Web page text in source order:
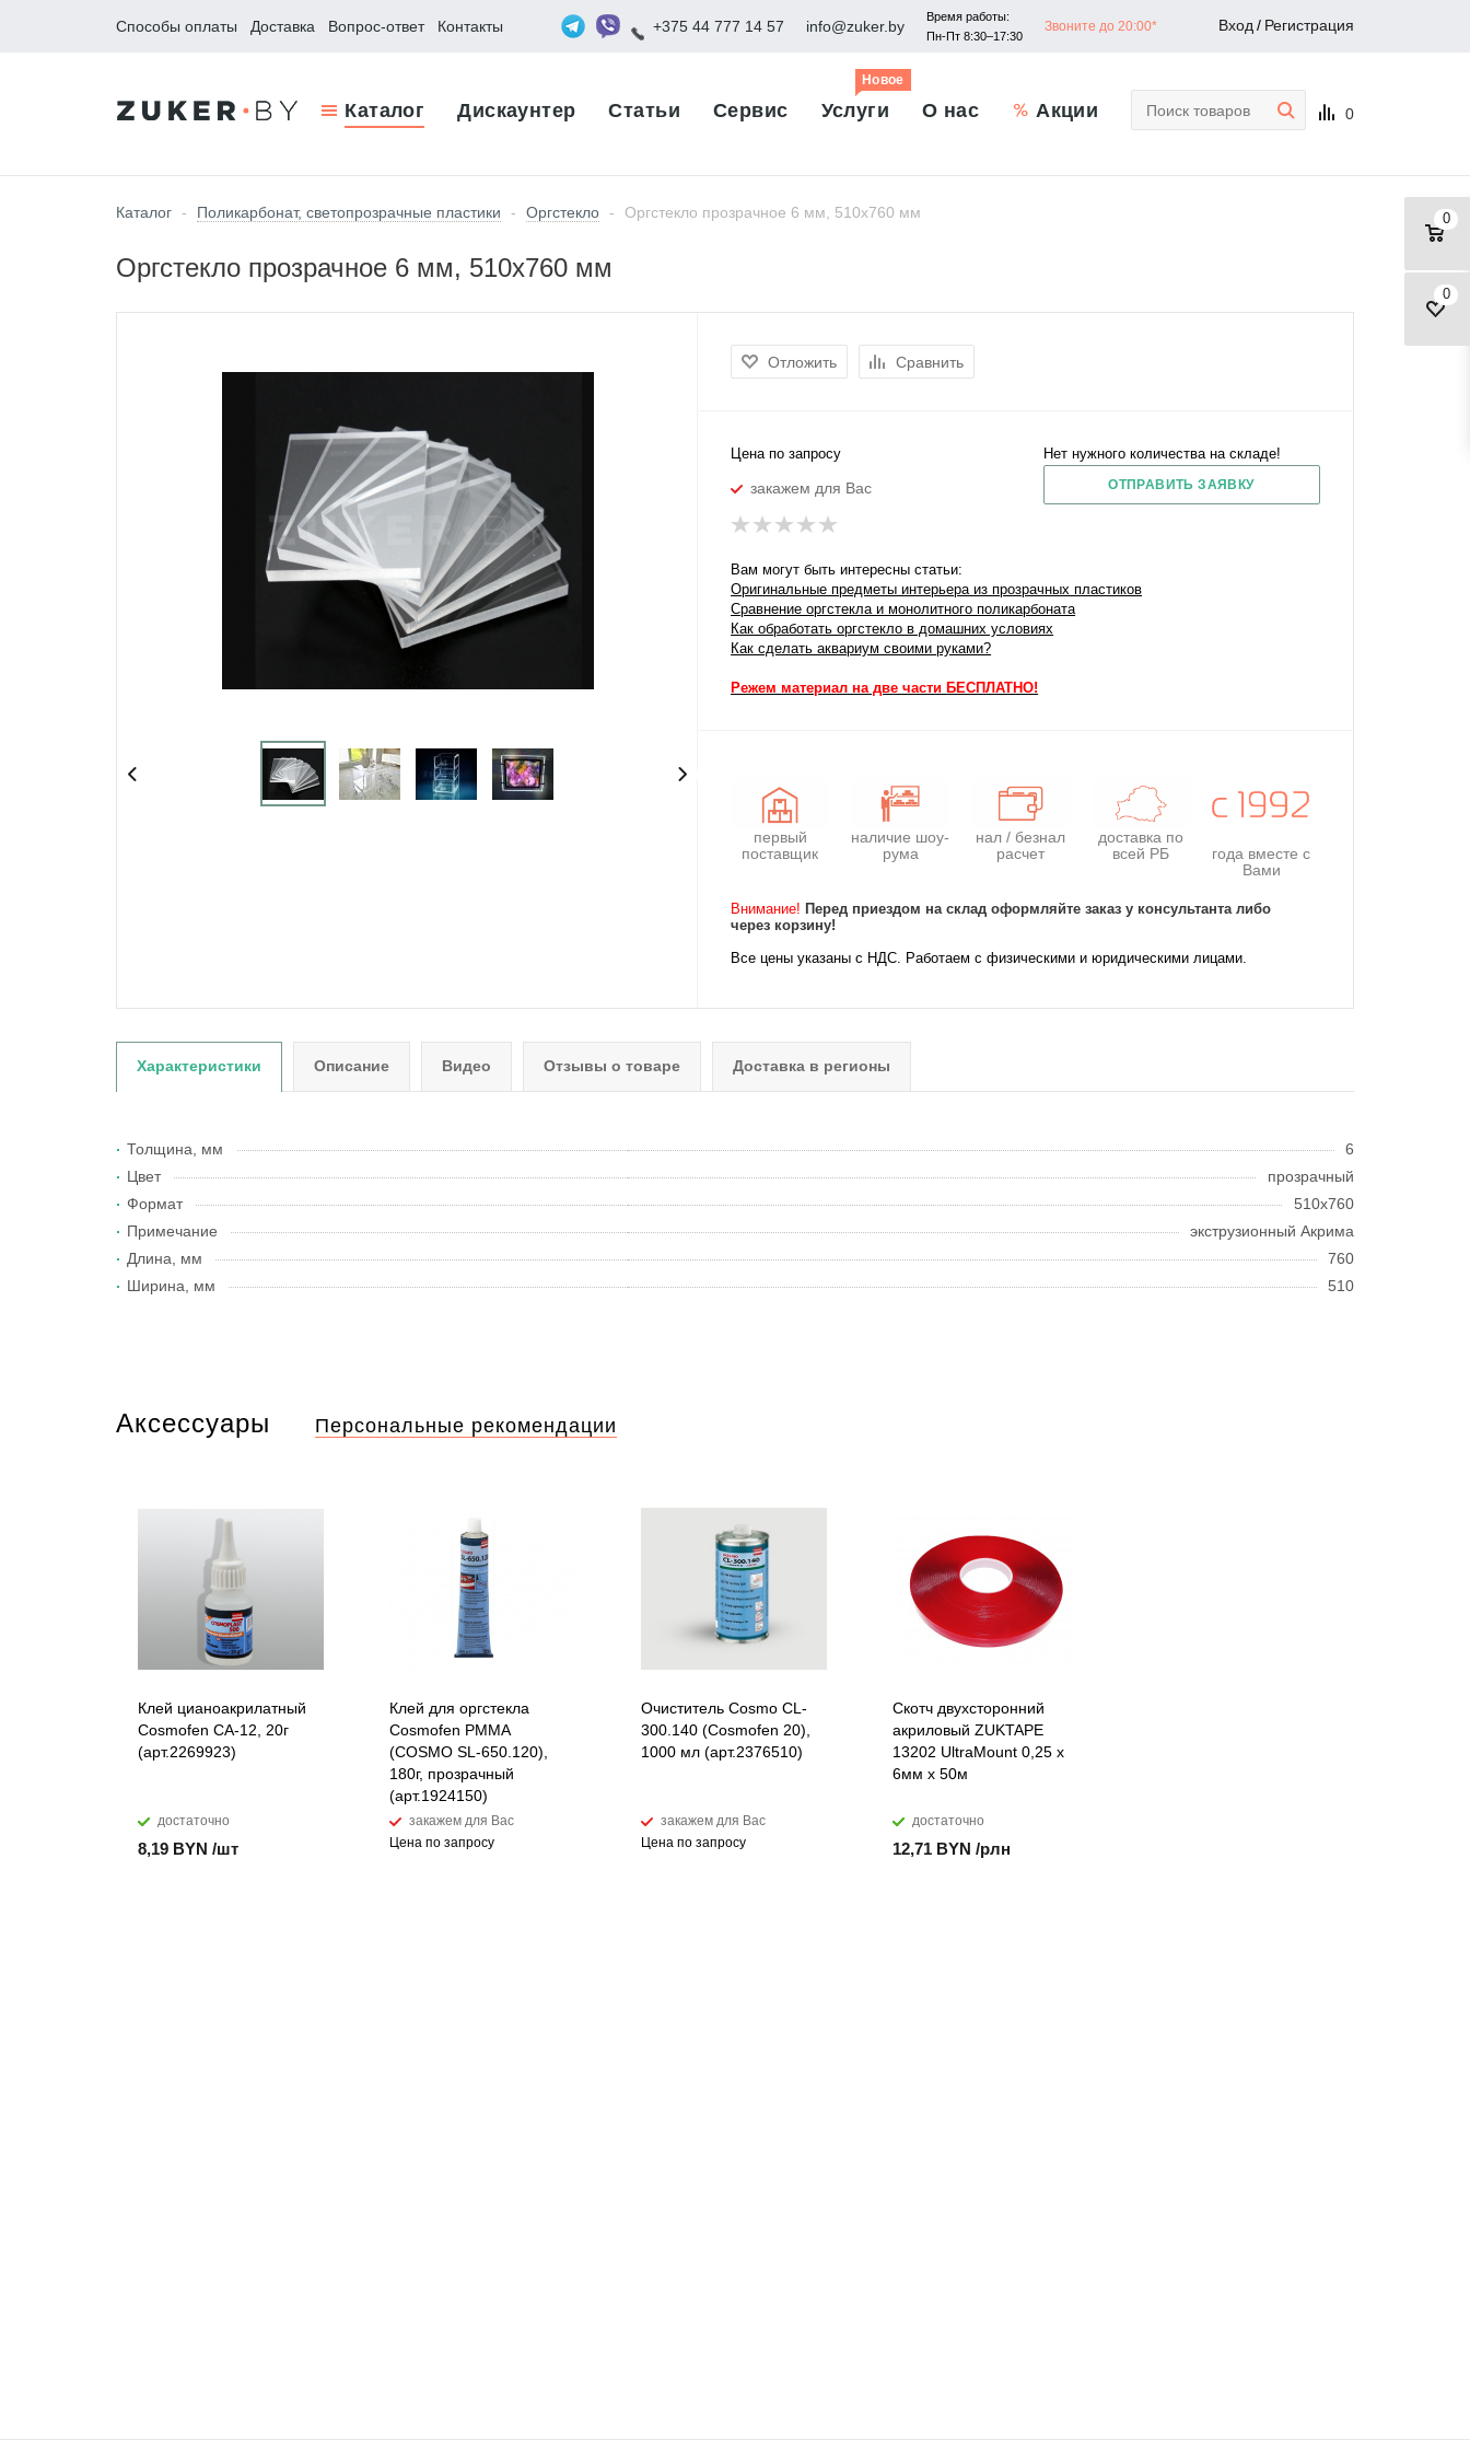
Способы оплаты Доставка Вопрос-ответ Контакты +375 44 777 14 57 info@zuker.by
Время работы:
Пн-Пт 8:30–17:30
Звоните до 20:00* Вход / Регистрация
Каталог Дискаунтер Статьи Сервис Услуги
Новое
О нас Акции 0
0
0
Каталог - Поликарбонат, светопрозрачные пластики - Оргстекло - Оргстекло прозрачное 6 мм, 510x760 мм
Оргстекло прозрачное 6 мм, 510x760 мм
Отложить Сравнить
Цена по запросу
закажем для Вас
Нет нужного количества на складе!
ОТПРАВИТЬ ЗАЯВКУ
Вам могут быть интересны статьи:
Оригинальные предметы интерьера из прозрачных пластиков
Сравнение оргстекла и монолитного поликарбоната
Как обработать оргстекло в домашних условиях
Как сделать аквариум своими руками?
Режем материал на две части БЕСПЛАТНО!
первый
поставщик
наличие шоу-
рума
нал / безнал
расчет
доставка по
всей РБ
года вместе с
Вами
Внимание! Перед приездом на склад оформляйте заказ у консультанта либо
через корзину!
Все цены указаны с НДС. Работаем с физическими и юридическими лицами.
Характеристики Описание Видео Отзывы о товаре Доставка в регионы
Толщина, мм
6
Цвет
прозрачный
Формат
510x760
Примечание
экструзионный Акрима
Длина, мм
760
Ширина, мм
510
Аксессуары Персональные рекомендации
Клей цианоакрилатный
Cosmofen CA-12, 20г
(арт.2269923)
достаточно
8,19 BYN /шт
Клей для оргстекла
Cosmofen PMMA
(COSMO SL-650.120),
180г, прозрачный
(арт.1924150)
закажем для Вас
Цена по запросу
Очиститель Cosmo CL-
300.140 (Cosmofen 20),
1000 мл (арт.2376510)
закажем для Вас
Цена по запросу
Скотч двухсторонний
акриловый ZUKTAPE
13202 UltraMount 0,25 х
6мм х 50м
достаточно
12,71 BYN /рлн